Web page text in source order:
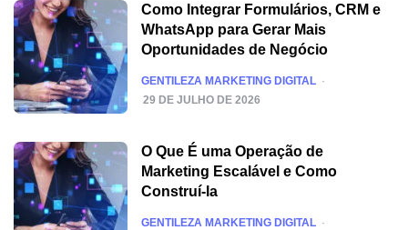
Como Integrar Formulários, CRM e
WhatsApp para Gerar Mais
Oportunidades de Negócio
POSTED
GENTILEZA MARKETING DIGITAL
29 DE JULHO DE 2026
O Que É uma Operação de
Marketing Escalável e Como
Construí-la
POSTED
GENTILEZA MARKETING DIGITAL